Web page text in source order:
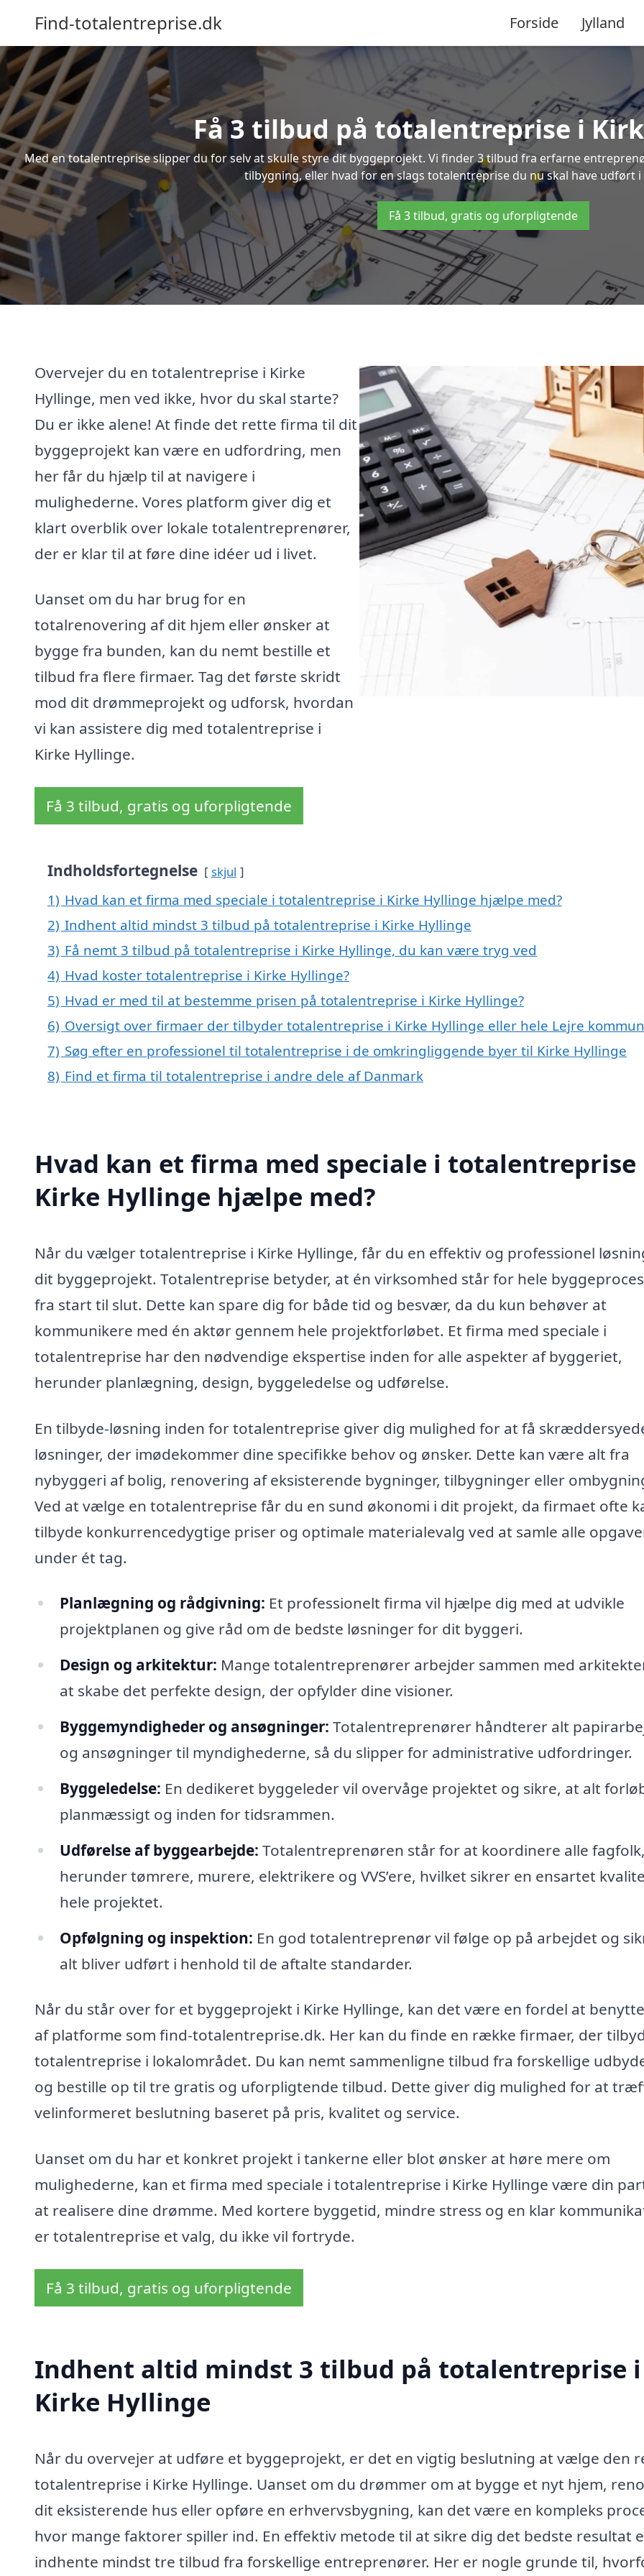
Find-totalentreprise.dk Forside Jylland
Få 3 tilbud på totalentreprise i
Med en totalentreprise slipper du for selv at skulle styre dit byggeprojekt. Vi finder 3 tilbud fra erfarne
tilbygning, eller hvad for en slags totalentreprise du nu skal have udført i
Få 3 tilbud, gratis og uforpligtende
Overvejer du en totalentreprise i Kirke
Hyllinge, men ved ikke, hvor du skal starte?
Du er ikke alene! At finde det rette firma til dit
byggeprojekt kan være en udfordring, men
her får du hjælp til at navigere i
mulighederne. Vores platform giver dig et
klart overblik over lokale totalentreprenører,
der er klar til at føre dine idéer ud i livet.
Uanset om du har brug for en
totalrenovering af dit hjem eller ønsker at
bygge fra bunden, kan du nemt bestille et
tilbud fra flere firmaer. Tag det første skridt
mod dit drømmeprojekt og udforsk, hvordan
vi kan assistere dig med totalentreprise i
Kirke Hyllinge.
Få 3 tilbud, gratis og uforpligtende
Indholdsfortegnelse skjul
1) Hvad kan et firma med speciale i totalentreprise i Kirke Hyllinge hjælpe med?
2) Indhent altid mindst 3 tilbud på totalentreprise i Kirke Hyllinge
3) Få nemt 3 tilbud på totalentreprise i Kirke Hyllinge, du kan være tryg ved
4) Hvad koster totalentreprise i Kirke Hyllinge?
5) Hvad er med til at bestemme prisen på totalentreprise i Kirke Hyllinge?
6) Oversigt over firmaer der tilbyder totalentreprise i Kirke Hyllinge eller hele Lejre
7) Søg efter en professionel til totalentreprise i de omkringliggende byer til Kirke Hyllinge
8) Find et firma til totalentreprise i andre dele af Danmark
Hvad kan et firma med speciale i totalentreprise
Kirke Hyllinge hjælpe med?
Når du vælger totalentreprise i Kirke Hyllinge, får du en effektiv og professionel
dit byggeprojekt. Totalentreprise betyder, at én virksomhed står for hele
fra start til slut. Dette kan spare dig for både tid og besvær, da du kun behøver at
kommunikere med én aktør gennem hele projektforløbet. Et firma med speciale i
totalentreprise har den nødvendige ekspertise inden for alle aspekter af byggeriet,
herunder planlægning, design, byggeledelse og udførelse.
En tilbyde-løsning inden for totalentreprise giver dig mulighed for at få
løsninger, der imødekommer dine specifikke behov og ønsker. Dette kan være alt fra
nybyggeri af bolig, renovering af eksisterende bygninger, tilbygninger eller
Ved at vælge en totalentreprise får du en sund økonomi i dit projekt, da firmaet ofte
tilbyde konkurrencedygtige priser og optimale materialevalg ved at samle alle
under ét tag.
Planlægning og rådgivning: Et professionelt firma vil hjælpe dig med at udvikle
projektplanen og give råd om de bedste løsninger for dit byggeri.
Design og arkitektur: Mange totalentreprenører arbejder sammen med
at skabe det perfekte design, der opfylder dine visioner.
Byggemyndigheder og ansøgninger: Totalentreprenører håndterer alt
og ansøgninger til myndighederne, så du slipper for administrative udfordringer.
Byggeledelse: En dedikeret byggeleder vil overvåge projektet og sikre, at alt
planmæssigt og inden for tidsrammen.
Udførelse af byggearbejde: Totalentreprenøren står for at koordinere alle fagfolk,
herunder tømrere, murere, elektrikere og VVS’ere, hvilket sikrer en ensartet
hele projektet.
Opfølgning og inspektion: En god totalentreprenør vil følge op på arbejdet og
alt bliver udført i henhold til de aftalte standarder.
Når du står over for et byggeprojekt i Kirke Hyllinge, kan det være en fordel at
af platforme som find-totalentreprise.dk. Her kan du finde en række firmaer, der
totalentreprise i lokalområdet. Du kan nemt sammenligne tilbud fra forskellige
og bestille op til tre gratis og uforpligtende tilbud. Dette giver dig mulighed for at
velinformeret beslutning baseret på pris, kvalitet og service.
Uanset om du har et konkret projekt i tankerne eller blot ønsker at høre mere om
mulighederne, kan et firma med speciale i totalentreprise i Kirke Hyllinge være din
at realisere dine drømme. Med kortere byggetid, mindre stress og en klar
er totalentreprise et valg, du ikke vil fortryde.
Få 3 tilbud, gratis og uforpligtende
Indhent altid mindst 3 tilbud på totalentreprise i
Kirke Hyllinge
Når du overvejer at udføre et byggeprojekt, er det en vigtig beslutning at vælge den
totalentreprise i Kirke Hyllinge. Uanset om du drømmer om at bygge et nyt hjem,
dit eksisterende hus eller opføre en erhvervsbygning, kan det være en kompleks
hvor mange faktorer spiller ind. En effektiv metode til at sikre dig det bedste resultat
indhente mindst tre tilbud fra forskellige entreprenører. Her er nogle grunde til,